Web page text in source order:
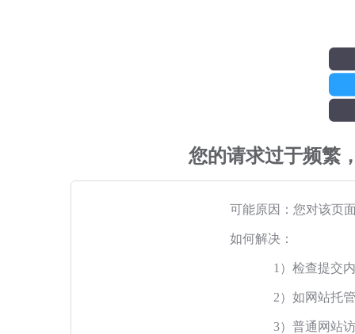
您的请求过于频繁
可能原因：您对该页
如何解决：
1）检查提交
2）如网站托
3）普通网站